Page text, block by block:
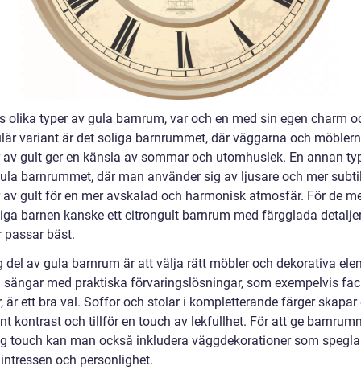
olika typer av gula barnrum, var och en med sin egen charm
variant är det soliga barnrummet, där väggarna och
av gult ger en känsla av sommar och utomhuslek. En annan
barnrummet, där man använder sig av ljusare och mer
av gult för en mer avskalad och harmonisk atmosfär. För de
barnen kanske ett citrongult barnrum med färgglada
passar bäst.
del av gula barnrum är att välja rätt möbler och dekorativa
med praktiska förvaringslösningar, som exempelvis
är ett bra val. Soffor och stolar i kompletterande färger skapar
kontrast och tillför en touch av lekfullhet. För att ge
touch kan man också inkludera väggdekorationer som
och personlighet.